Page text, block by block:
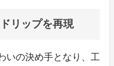
リップを再現
いの決め手となり、工